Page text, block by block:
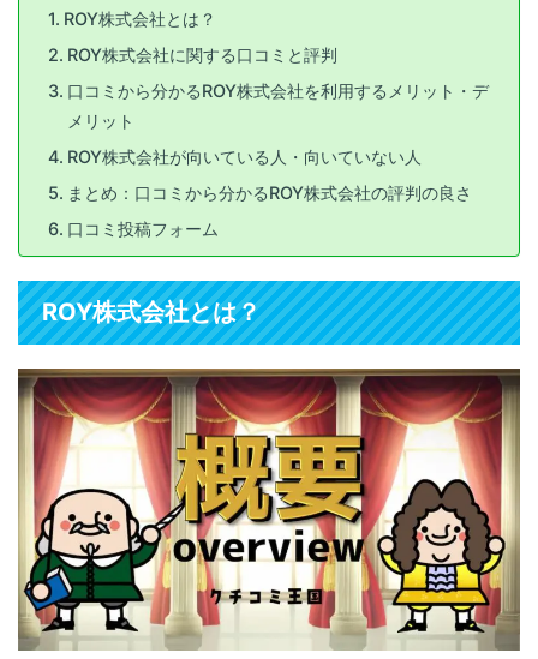
ROY株式会社とは？
ROY株式会社に関する口コミと評判
口コミから分かるROY株式会社を利用するメリット・デ
メリット
ROY株式会社が向いている人・向いていない人
まとめ：口コミから分かるROY株式会社の評判の良さ
口コミ投稿フォーム
ROY株式会社とは？